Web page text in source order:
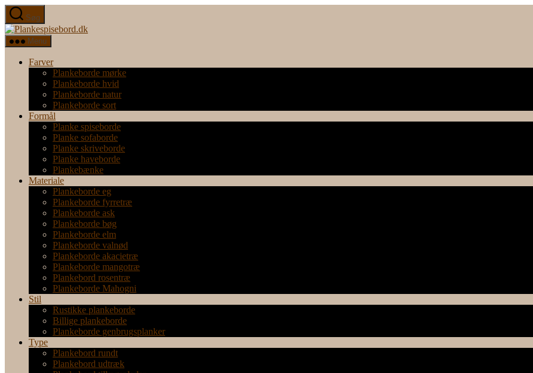
Spring
til
indholdet
Søg
Plankespisebord.dk
Menu
Farver
Plankeborde mørke
Plankeborde hvid
Plankeborde natur
Plankeborde sort
Formål
Planke spiseborde
Planke sofaborde
Planke skriveborde
Planke haveborde
Plankebænke
Materiale
Plankeborde eg
Plankeborde fyrretræ
Plankeborde ask
Plankeborde bøg
Plankeborde elm
Plankeborde valnød
Plankeborde akacietræ
Plankeborde mangotræ
Plankebord rosentræ
Plankeborde Mahogni
Stil
Rustikke plankeborde
Billige plankeborde
Plankeborde genbrugsplanker
Type
Plankebord rundt
Plankebord udtræk